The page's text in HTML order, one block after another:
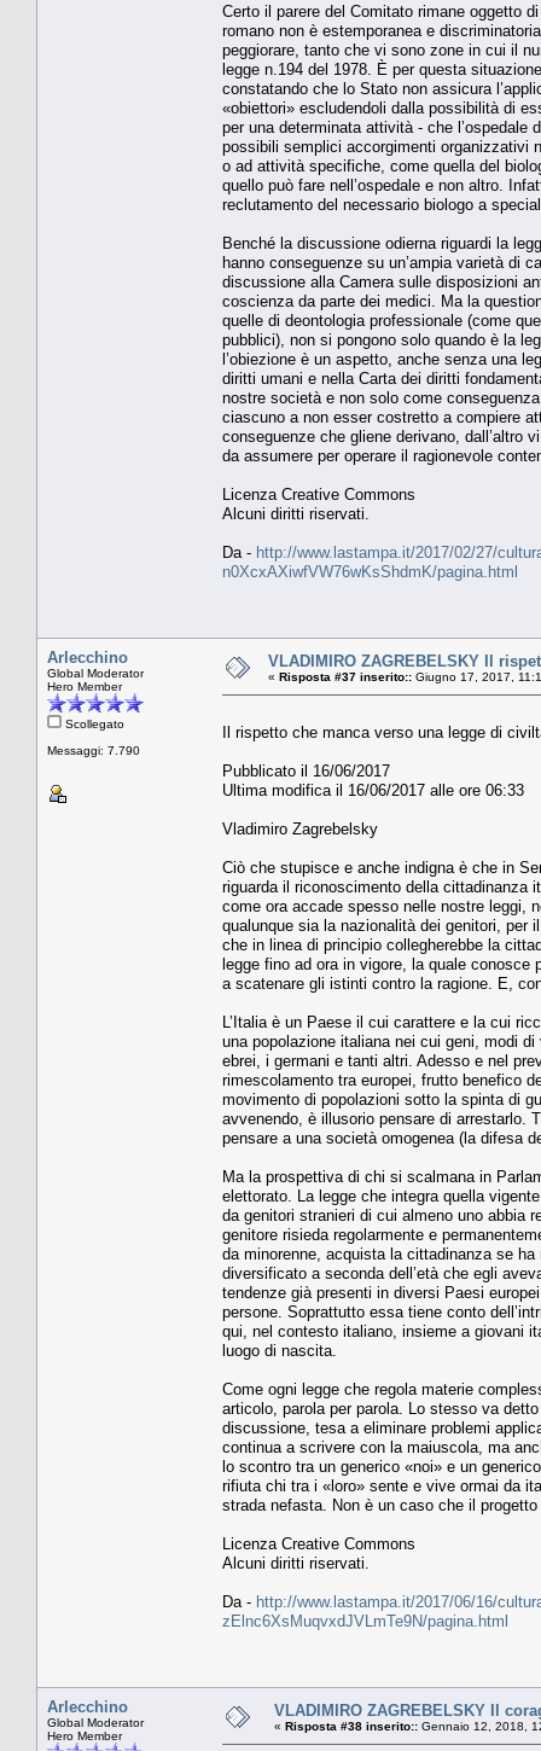
Certo il parere del Comitato rimane oggetto
romano non è estemporanea e
peggiorare, tanto che vi sono zone in cui il
legge n.194 del 1978. È per questa
constatando che lo Stato non assicura
«obiettori» escludendoli dalla possibilità di
per una determinata attività - che
possibili semplici accorgimenti organizzativi
o ad attività specifiche, come quella del
quello può fare nell’ospedale e non altro.
reclutamento del necessario biologo a
Benché la discussione odierna riguardi la
hanno conseguenze su un’ampia varietà di
discussione alla Camera sulle disposizioni
coscienza da parte dei medici. Ma la
quelle di deontologia professionale (come
pubblici), non si pongono solo quando è la
l’obiezione è un aspetto, anche senza una
diritti umani e nella Carta dei diritti
nostre società e non solo come
ciascuno a non esser costretto a compiere
conseguenze che gliene derivano, dall’altro
da assumere per operare il ragionevole
Licenza Creative Commons
Alcuni diritti riservati.
Da - http://www.lastampa.it/2017/02/27/
n0XcxAXiwfVW76wKsShdmK/pagina.html
Arlecchino
Global Moderator
Hero Member
Scollegato
Messaggi: 7.790
VLADIMIRO ZAGREBELSKY Il
« Risposta #37 inserito:: Giugno 17, 2017,
Il rispetto che manca verso una legge di
Pubblicato il 16/06/2017
Ultima modifica il 16/06/2017 alle ore 06:33
Vladimiro Zagrebelsky
Ciò che stupisce e anche indigna è che in
riguarda il riconoscimento della cittadinanza
come ora accade spesso nelle nostre leggi,
qualunque sia la nazionalità dei genitori, per
che in linea di principio collegherebbe la
legge fino ad ora in vigore, la quale conosce
a scatenare gli istinti contro la ragione. E,
L’Italia è un Paese il cui carattere e la cui
una popolazione italiana nei cui geni, modi
ebrei, i germani e tanti altri. Adesso e nel
rimescolamento tra europei, frutto benefico
movimento di popolazioni sotto la spinta di
avvenendo, è illusorio pensare di arrestarlo.
pensare a una società omogenea (la difesa
Ma la prospettiva di chi si scalmana in
elettorato. La legge che integra quella
da genitori stranieri di cui almeno uno abbia
genitore risieda regolarmente e
da minorenne, acquista la cittadinanza se
diversificato a seconda dell’età che egli
tendenze già presenti in diversi Paesi
persone. Soprattutto essa tiene conto
qui, nel contesto italiano, insieme a giovani
luogo di nascita.
Come ogni legge che regola materie
articolo, parola per parola. Lo stesso va
discussione, tesa a eliminare problemi
continua a scrivere con la maiuscola, ma
lo scontro tra un generico «noi» e un
rifiuta chi tra i «loro» sente e vive ormai da
strada nefasta. Non è un caso che il
Licenza Creative Commons
Alcuni diritti riservati.
Da - http://www.lastampa.it/2017/06/16/
zElnc6XsMuqvxdJVLmTe9N/pagina.html
Arlecchino
Global Moderator
Hero Member
VLADIMIRO ZAGREBELSKY Il
« Risposta #38 inserito:: Gennaio 12, 2018,